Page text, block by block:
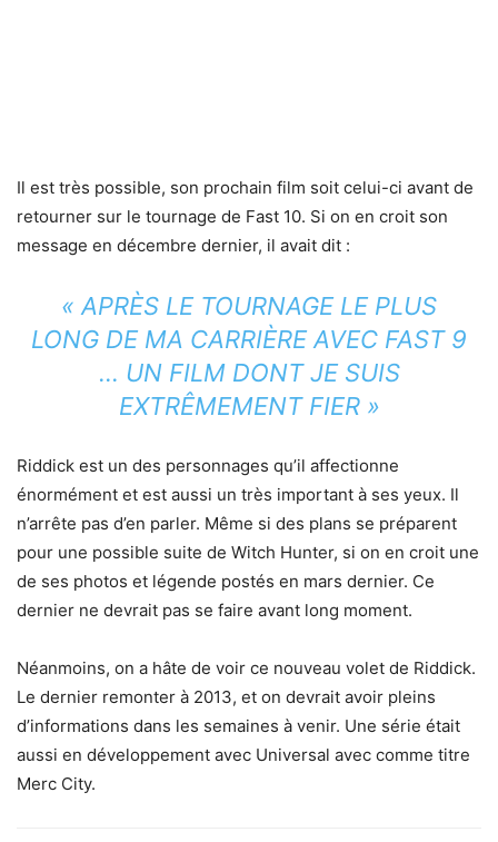
Il est très possible, son prochain film soit celui-ci avant de
retourner sur le tournage de Fast 10. Si on en croit son
message en décembre dernier, il avait dit :
« APRÈS LE TOURNAGE LE PLUS
LONG DE MA CARRIÈRE AVEC FAST 9
… UN FILM DONT JE SUIS
EXTRÊMEMENT FIER »
Riddick est un des personnages qu’il affectionne
énormément et est aussi un très important à ses yeux. Il
n’arrête pas d’en parler. Même si des plans se préparent
pour une possible suite de Witch Hunter, si on en croit une
de ses photos et légende postés en mars dernier. Ce
dernier ne devrait pas se faire avant long moment.
Néanmoins, on a hâte de voir ce nouveau volet de Riddick.
Le dernier remonter à 2013, et on devrait avoir pleins
d’informations dans les semaines à venir. Une série était
aussi en développement avec Universal avec comme titre
Merc City.